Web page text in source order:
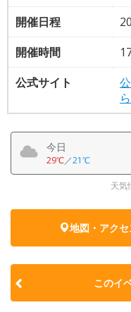
開催日程
開催時間
公式サイト
ら
今日
29℃／21℃
天気
地図・アク
このイ